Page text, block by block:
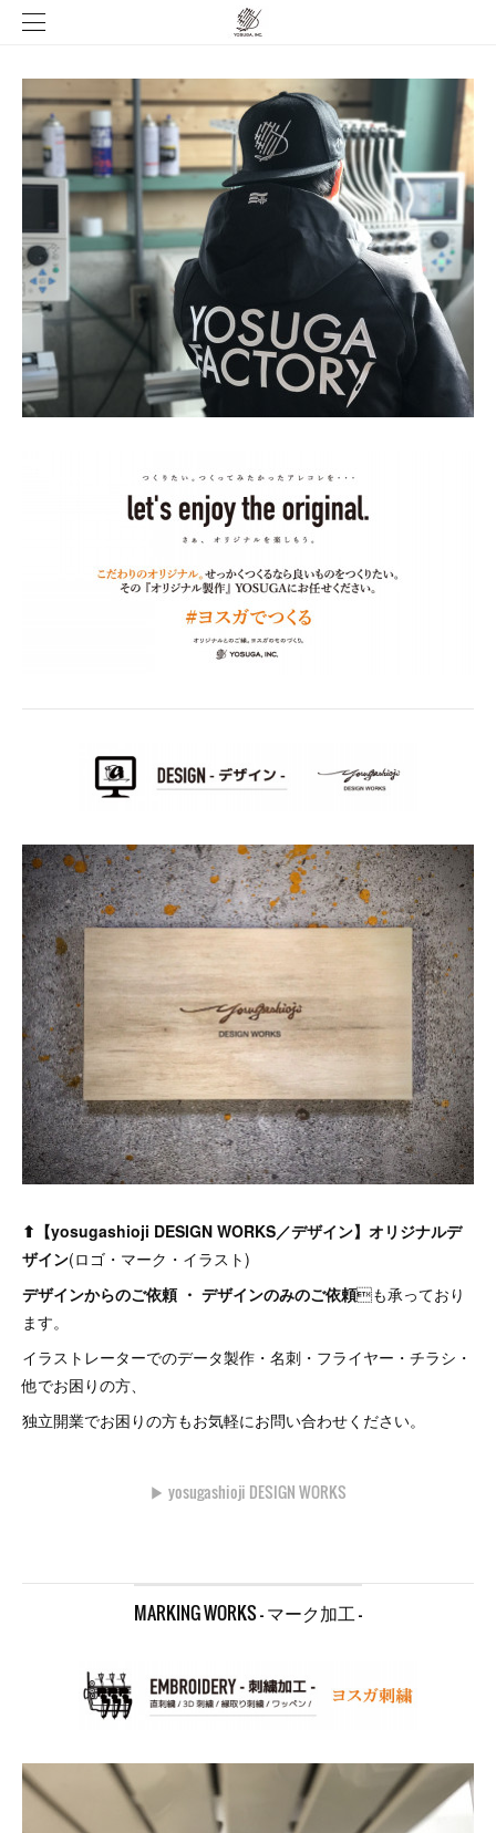
⬆︎【yosugashioji DESIGN WORKS／デザイン】オリジナルデ
ザイン(ロゴ・マーク・イラスト)
デザインからのご依頼 ・ デザインのみのご依頼も承っており
ます。
イラストレーターでのデータ製作・名刺・フライヤー・チラシ・
他でお困りの方、
独立開業でお困りの方もお気軽にお問い合わせください。
▶︎ yosugashioji DESIGN WORKS
MARKING WORKS - マーク加工 -